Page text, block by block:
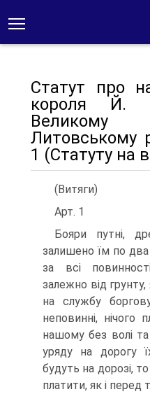
Статут про
короля Й.
Великому
Литовському
1 (Статуту на
(Витяги)
Арт. 1
Бояри путні,
залишено їм по два
за всі
залежно від
на службу
неповинні,
нашому без волі
уряду на дорогу
будуть на дорозі,
платити, як і перед